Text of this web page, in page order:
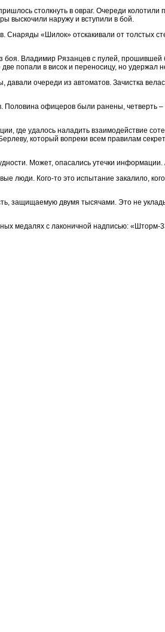
столкнуть в овраг. Очереди колотили
выскочили наружу и вступили в бой.
«Шилок» отскакивали от толстых
Владимир Рязанцев с пулей, прошившей
попали в висок и переносицу, но удержал
очереди из автоматов. Зачистка
офицеров были ранены, четверть
удалось наладить взаимодействие
который вопреки всем правилам
Может, опасались утечки
люди. Кого-то это испытание закалило,
защищаемую двумя тысячами. Это не
медалях с лаконичной надписью: «Шторм-